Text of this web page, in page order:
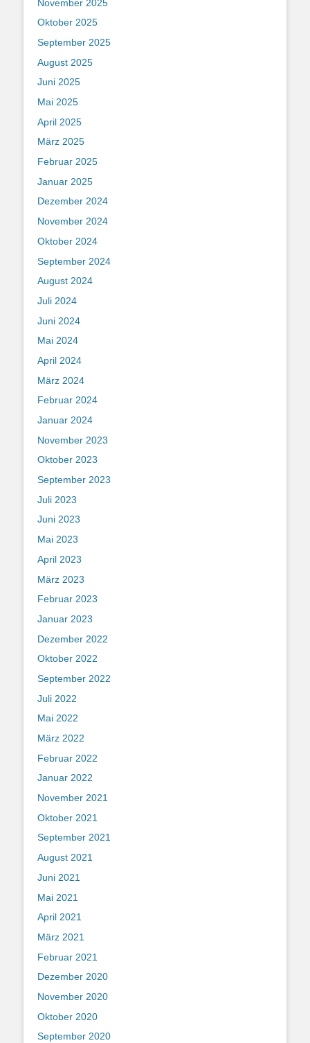
November 2025
Oktober 2025
September 2025
August 2025
Juni 2025
Mai 2025
April 2025
März 2025
Februar 2025
Januar 2025
Dezember 2024
November 2024
Oktober 2024
September 2024
August 2024
Juli 2024
Juni 2024
Mai 2024
April 2024
März 2024
Februar 2024
Januar 2024
November 2023
Oktober 2023
September 2023
Juli 2023
Juni 2023
Mai 2023
April 2023
März 2023
Februar 2023
Januar 2023
Dezember 2022
Oktober 2022
September 2022
Juli 2022
Mai 2022
März 2022
Februar 2022
Januar 2022
November 2021
Oktober 2021
September 2021
August 2021
Juni 2021
Mai 2021
April 2021
März 2021
Februar 2021
Dezember 2020
November 2020
Oktober 2020
September 2020